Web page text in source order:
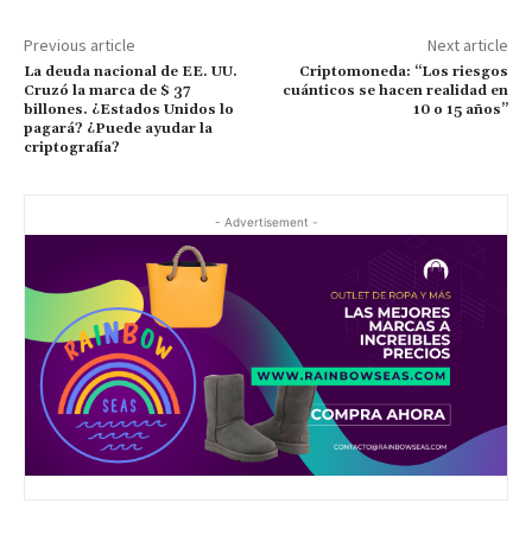
Previous article
La deuda nacional de EE. UU.
Cruzó la marca de $ 37
billones. ¿Estados Unidos lo
pagará? ¿Puede ayudar la
criptografía?
Next article
Criptomoneda: “Los riesgos
cuánticos se hacen realidad en
10 o 15 años”
- Advertisement -